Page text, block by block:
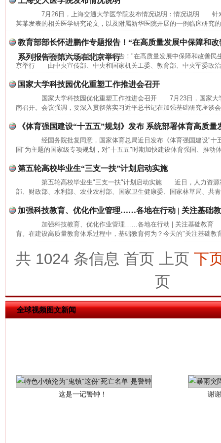
7月26日，上海交通大学医学院发布情况说明：情况说明 针
某某发表的相关医学研究论文，以及附属新华医院开展的一例临床研究
教育部部长怀进鹏作专题报告！“在高质量发展中保障和
系列报告会第六场在北京举行
教育部部长怀进鹏作专题报告！"在高质量发展中保障和改善民
京举行 由中央宣传部、中央和国家机关工委、教育部、中央军委政
国家大学科技园优化重塑工作推进会召开
国家大学科技园优化重塑工作推进会召开 7月23日，国家大
南召开。会议强调，要深入贯彻落实习近平总书记在加强基础研究座谈
《体育强国建设“十五五”规划》发布 系统部署体育高质量
经国务院批复同意，国家体育总局近日发布《体育强国建设"十
国"为主题的国家级专项规划，对"十五五"时期加快建设体育强国、推动
第五轮高校毕业生“三支一扶”计划启动实施
第五轮高校毕业生"三支一扶"计划启动实施 近日，人力资源
部、财政部、水利部、农业农村部、国家卫生健康委、国家林草局、共
加强科技教育、优化作业管理……各地在行动 | 关注基础
加强科技教育、优化作业管理……各地在行动 | 关注基础教育
育。在建设高质量教育体系过程中，基础教育何为？今天的"关注基础教
共 1024 条信息 首页 上页 下
页
全球视频图文新闻
网上购药对药下症？
这是一记警钟！ 谢